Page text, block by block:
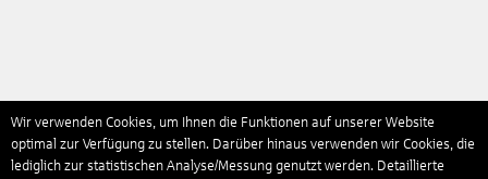
Wir verwenden Cookies, um Ihnen die Funktionen auf unserer Website
optimal zur Verfügung zu stellen. Darüber hinaus verwenden wir Cookies, die
lediglich zur statistischen Analyse/Messung genutzt werden. Detaillierte